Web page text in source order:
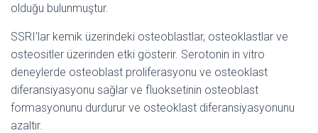
olduğu bulunmuştur.
SSRI’lar kemik üzerindeki osteoblastlar, osteoklastlar ve
osteositler üzerinden etki gösterir. Serotonin in vitro
deneylerde osteoblast proliferasyonu ve osteoklast
diferansiyasyonu sağlar ve fluoksetinin osteoblast
formasyonunu durdurur ve osteoklast diferansiyasyonunu
azaltır.